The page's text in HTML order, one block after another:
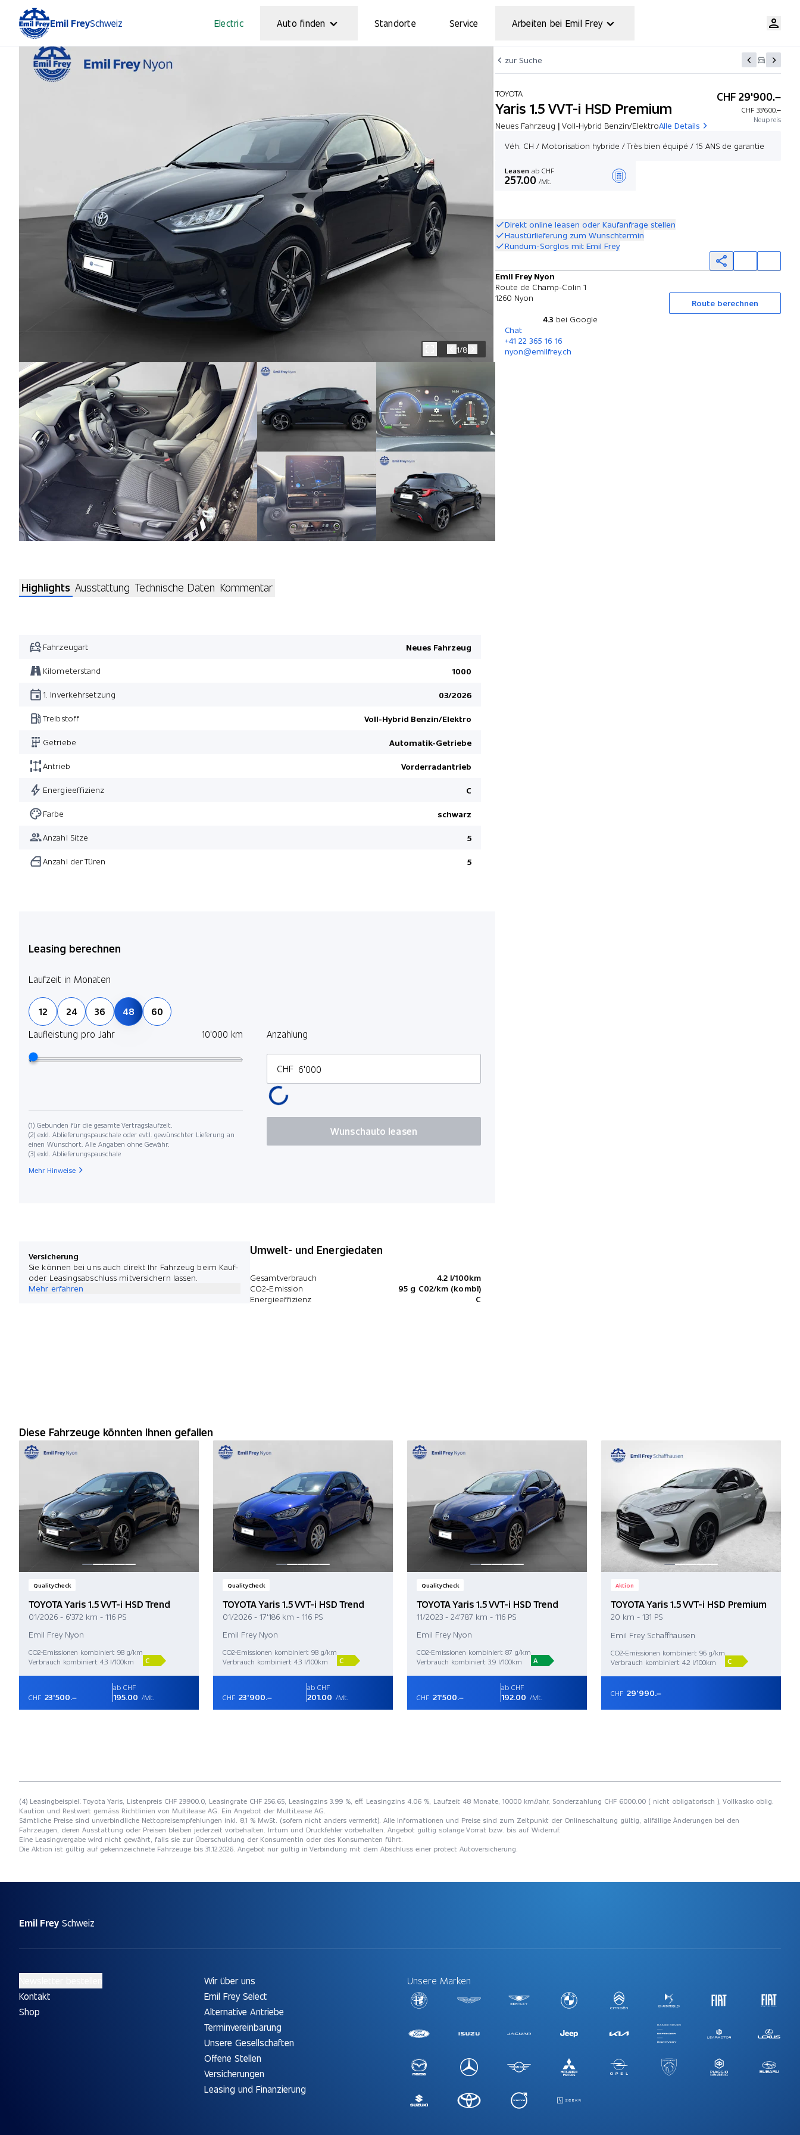
Emil FreySchweiz Electric Auto finden Standorte Service Arbeiten bei Emil Frey
zur Suche
TOYOTA
Yaris 1.5 VVT-i HSD Premium
Neues Fahrzeug | Voll-Hybrid Benzin/ElektroAlle Details
CHF 29'900.–
CHF 33'600.–
Neupreis
Véh. CH / Motorisation hybride / Très bien équipé / 15 ANS de garantie
Leasen ab CHF
257.00 /Mt.
Direkt online leasen oder Kaufanfrage stellen
Haustürlieferung zum Wunschtermin
Rundum-Sorglos mit Emil Frey
Emil Frey Nyon
Route de Champ-Colin 1
1260 Nyon
Route berechnen
4.3 bei Google
Chat
+41 22 365 16 16
nyon@emilfrey.ch
1/8
Highlights Ausstattung Technische Daten Kommentar
Fahrzeugart Neues Fahrzeug
Kilometerstand 1000
1. Inverkehrsetzung 03/2026
Treibstoff Voll-Hybrid Benzin/Elektro
Getriebe Automatik-Getriebe
Antrieb Vorderradantrieb
Energieeffizienz C
Farbe schwarz
Anzahl Sitze 5
Anzahl der Türen 5
Leasing berechnen
Laufzeit in Monaten
12 24 36 48
60
Laufleistung pro Jahr
10'000 km Anzahlung
CHF
(1) Gebunden für die gesamte Vertragslaufzeit.
(2) exkl. Ablieferungspauschale oder evtl. gewünschter Lieferung an
einen Wunschort. Alle Angaben ohne Gewähr.
(3) exkl. Ablieferungspauschale
Wunschauto leasen
Mehr Hinweise
Versicherung
Sie können bei uns auch direkt Ihr Fahrzeug beim Kauf-
oder Leasingsabschluss mitversichern lassen.
Mehr erfahren
Umwelt- und Energiedaten
Gesamtverbrauch
4.2 l/100km
CO2-Emission
95 g C02/km (kombi)
Energieeffizienz
C
Diese Fahrzeuge könnten Ihnen gefallen
QualityCheck
TOYOTA Yaris 1.5 VVT-i HSD Trend
01/2026 - 6'372 km - 116 PS
Emil Frey Nyon
CO2-Emissionen kombiniert 98 g/km
Verbrauch kombiniert 4.3 l/100km
C
CHF 23'500.–
ab CHF
195.00 /Mt.
QualityCheck
TOYOTA Yaris 1.5 VVT-i HSD Trend
01/2026 - 17'186 km - 116 PS
Emil Frey Nyon
CO2-Emissionen kombiniert 98 g/km
Verbrauch kombiniert 4.3 l/100km
C
CHF 23'900.–
ab CHF
201.00 /Mt.
QualityCheck
TOYOTA Yaris 1.5 VVT-i HSD Trend
11/2023 - 24'787 km - 116 PS
Emil Frey Nyon
CO2-Emissionen kombiniert 87 g/km
Verbrauch kombiniert 3.9 l/100km
A
CHF 21'500.–
ab CHF
192.00 /Mt.
Aktion
TOYOTA Yaris 1.5 VVT-i HSD Premium
20 km - 131 PS
Emil Frey Schaffhausen
CO2-Emissionen kombiniert 96 g/km
Verbrauch kombiniert 4.2 l/100km
C
CHF 29'990.–
(4) Leasingbeispiel: Toyota Yaris, Listenpreis CHF 29900.0, Leasingrate CHF 256.65, Leasingzins 3.99 %, eff. Leasingzins 4.06 %, Laufzeit 48 Monate, 10000 km/Jahr, Sonderzahlung CHF 6000.00 ( nicht obligatorisch ), Vollkasko oblig.
Kaution und Restwert gemäss Richtlinien von Multilease AG. Ein Angebot der MultiLease AG.
Sämtliche Preise sind unverbindliche Nettopreisempfehlungen inkl. 8,1 % MwSt. (sofern nicht anders vermerkt). Alle Informationen und Preise sind zum Zeitpunkt der Onlineschaltung gültig, allfällige Änderungen bei den
Fahrzeugen, deren Ausstattung oder Preisen bleiben jederzeit vorbehalten. Irrtum und Druckfehler vorbehalten. Angebot gültig solange Vorrat bzw. bis auf Widerruf.
Eine Leasingvergabe wird nicht gewährt, falls sie zur Überschuldung der Konsumentin oder des Konsumenten führt.
Die Aktion ist gültig auf gekennzeichnete Fahrzeuge bis 31.12.2026. Angebot nur gültig in Verbindung mit dem Abschluss einer protect Autoversicherung.
Emil Frey Schweiz
Kontakt
Shop
Wir über uns
Emil Frey Select
Alternative Antriebe
Terminvereinbarung
Unsere Gesellschaften
Offene Stellen
Versicherungen
Leasing und Finanzierung
Unsere Marken